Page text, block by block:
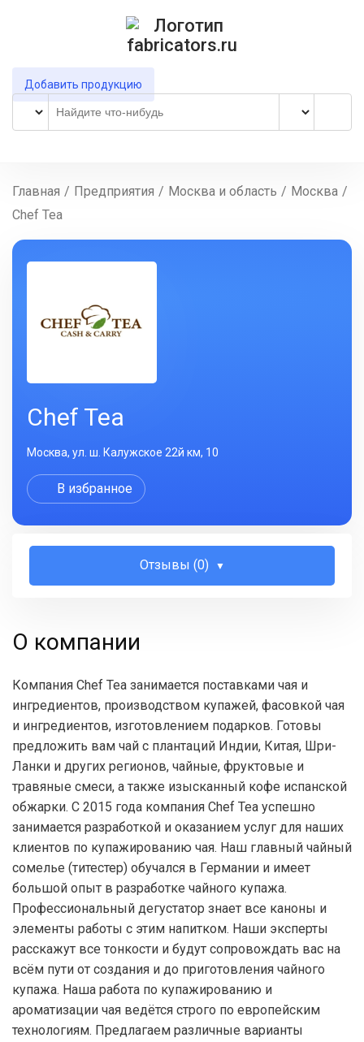
Добавить продукцию
Главная / Предприятия / Москва и область / Москва /
Chef Tea
Chef Tea
Москва, ул. ш. Калужское 22й км, 10
В избранное
Отзывы (0)
О компании
Компания Chef Tea занимается поставками чая и
ингредиентов, производством купажей, фасовкой чая
и ингредиентов, изготовлением подарков. Готовы
предложить вам чай с плантаций Индии, Китая, Шри-
Ланки и других регионов, чайные, фруктовые и
травяные смеси, а также изысканный кофе испанской
обжарки. С 2015 года компания Chef Tea успешно
занимается разработкой и оказанием услуг для наших
клиентов по купажированию чая. Наш главный чайный
сомелье (титестер) обучался в Германии и имеет
большой опыт в разработке чайного купажа.
Профессиональный дегустатор знает все каноны и
элементы работы с этим напитком. Наши эксперты
расскажут все тонкости и будут сопровождать вас на
всём пути от создания и до приготовления чайного
купажа. Наша работа по купажированию и
ароматизации чая ведётся строго по европейским
технологиям. Предлагаем различные варианты